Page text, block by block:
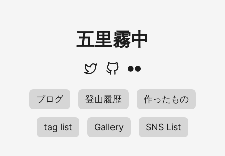
五里霧中
ブログ 登山履歴 作ったもの
tag list Gallery SNS List